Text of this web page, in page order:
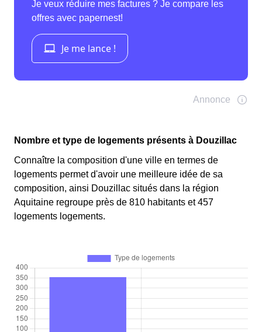
Nombre et type de logements présents à Douzillac
Connaître la composition d'une ville en termes de
logements permet d'avoir une meilleure idée de sa
composition, ainsi Douzillac situés dans la région
Aquitaine regroupe près de 810 habitants et 457
logements logements.